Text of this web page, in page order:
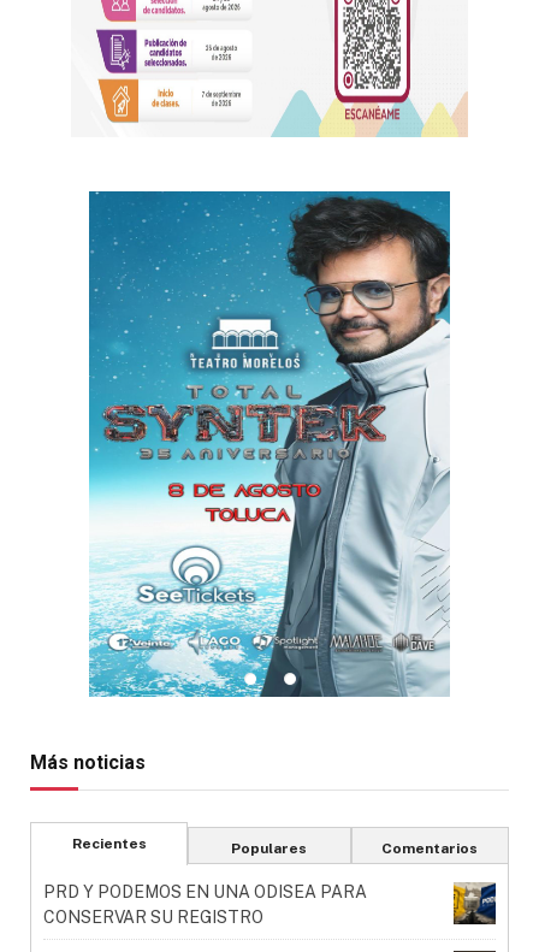
Más noticias
Recientes Populares Comentarios
PRD Y PODEMOS EN UNA ODISEA PARA
CONSERVAR SU REGISTRO